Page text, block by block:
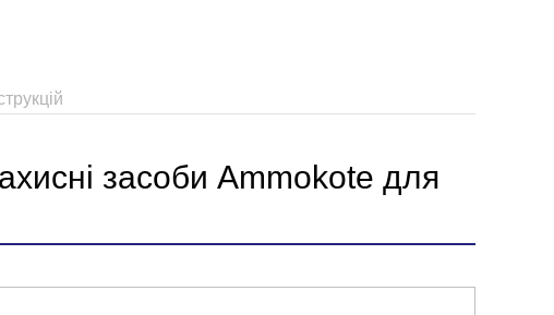
засоби Ammokote для